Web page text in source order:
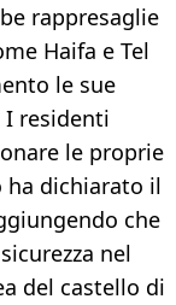
rappresaglie
Haifa e Tel
le sue
I residenti
le proprie
ha dichiarato il
che
nel
del castello di